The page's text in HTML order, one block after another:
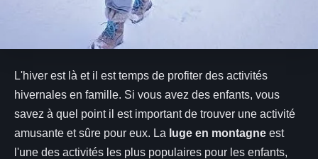
L'hiver est là et il est temps de profiter des activités
hivernales en famille. Si vous avez des enfants, vous
savez à quel point il est important de trouver une activité
amusante et sûre pour eux. La luge en montagne est
l'une des activités les plus populaires pour les enfants,